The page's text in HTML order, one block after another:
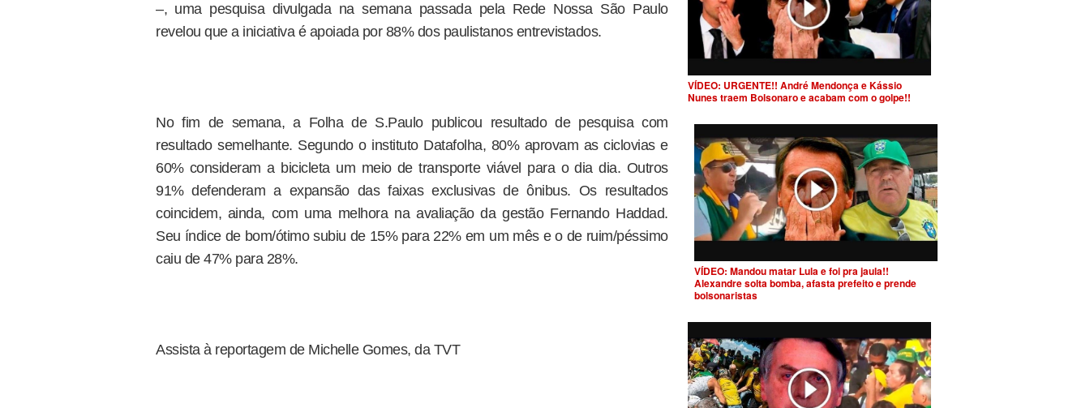
–, uma pesquisa divulgada na semana passada pela Rede Nossa São Paulo
revelou que a iniciativa é apoiada por 88% dos paulistanos entrevistados.
No fim de semana, a Folha de S.Paulo publicou resultado de pesquisa com
resultado semelhante. Segundo o instituto Datafolha, 80% aprovam as ciclovias e
60% consideram a bicicleta um meio de transporte viável para o dia dia. Outros
91% defenderam a expansão das faixas exclusivas de ônibus. Os resultados
coincidem, ainda, com uma melhora na avaliação da gestão Fernando Haddad.
Seu índice de bom/ótimo subiu de 15% para 22% em um mês e o de ruim/péssimo
caiu de 47% para 28%.
Assista à reportagem de Michelle Gomes, da TVT
VÍDEO: URGENTE!! André Mendonça e Kássio
Nunes traem Bolsonaro e acabam com o golpe!!
VÍDEO: Mandou matar Lula e foi pra jaula!!
Alexandre solta bomba, afasta prefeito e prende
bolsonaristas